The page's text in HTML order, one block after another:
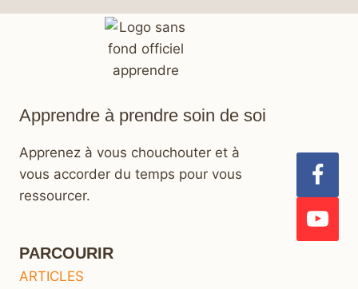
Apprendre à prendre soin de soi
Apprenez à vous chouchouter et à
vous accorder du temps pour vous
ressourcer.
PARCOURIR
ARTICLES